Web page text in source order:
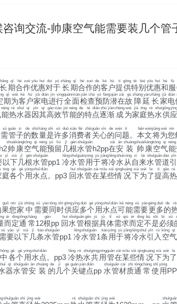
询交流-帅康空气能需要装几个管
长期
qī
合
hé
作
zuò
优
yōu
惠
huì
对
duì
于
yú
长
zhǎng
期
qī
合
hé
作
zuò
的
de
客
kè
户
hù
提
tí
供
gōng
特
tè
别
bié
优
yōu
惠
huì
和
hé
服
fú
期
qī
为
wèi
客
kè
户
hù
家
jiā
电
diàn
进
jìn
行
xíng
全
quán
面
miàn
检
jiǎn
查
chá
预
yù
防
fáng
潜
qián
在
zài
故
gù
障
zhàng
延
yán
长
zhǎng
家
jiā
电
diàn
能
néng
热
rè
水
shuǐ
器
qì
因
yīn
其
qí
高
gāo
效
xiào
节
jié
能
néng
的
de
特
tè
点
diǎn
逐
zhú
渐
jiàn
成
chéng
为
wèi
家
jiā
庭
tíng
热
rè
水
shuǐ
供
gōng
应
yīng
需
xū
管
guǎn
子
zi
的
de
数
shù
量
liàng
是
shì
许
xǔ
多
duō
消
xiāo
费
fèi
者
zhě
关
guān
心
xīn
的
de
问
wèn
题
tí
。 本
běn
文
wén
将
jiāng
为
wèi
您
nín
帅
shuài
康
kāng
空
kōng
气
qì
能
néng
预
yù
留
liú
几
jǐ
根
gēn
水
shuǐ
管
guǎn
h2pp在
zài
安
ān
装
zhuāng
帅
shuài
康
kāng
空
kōng
气
qì
能
néng
以
yǐ
下
xià
几
jǐ
根
gēn
水
shuǐ
管
guǎn
pp1 冷
lěng
水
shuǐ
管
guǎn
用
yòng
于
yú
将
jiāng
冷
lěng
水
shuǐ
从
cóng
自
zì
来
lái
水
shuǐ
管
guǎn
道
dào
引
yǐn
庭
tíng
各
gè
个
gè
用
yòng
水
shuǐ
点
diǎn
。pp3 回
huí
水
shuǐ
管
guǎn
在
zài
某
mǒu
些
xiē
情
qíng
况
kuàng
下
xià
为
wèi
了
le
提
tí
高
gāo
热
rè
果
guǒ
您
nín
家
jiā
中
zhōng
需
xū
要
yào
同
tóng
时
shí
供
gōng
应
yīng
多
duō
个
gè
用
yòng
水
shuǐ
点
diǎn
可
kě
能
néng
需
xū
要
yào
更
gèng
多
duō
的
de rè
而
ér
定
dìng
通
tōng
常
cháng
12根
gēn
pp 回
huí
水
shuǐ
管
guǎn
根
gēn
据
jù
具
jù
体
tǐ
需
xū
求
qiú
而
ér
定
dìng
不
bù
是
shì
必
bì
须
xū
需
xū
要
yào
以
yǐ
下
xià
几
jǐ
条
tiáo
水
shuǐ
管
guǎn
pp1 冷
lěng
水
shuǐ
管
guǎn
1条
tiáo
用
yòng
于
yú
将
jiāng
冷
lěng
水
shuǐ
引
yǐn
入
rù
空
kōng
气
qì
中 各
gè
个
gè
用
yòng
水
shuǐ
点
diǎn
。pp3 冷
lěng
热
rè
水
shuǐ
共
gòng
用
yòng
管
guǎn
在
zài
某
mǒu
些
xiē
情
qíng
况
kuàng
下
xià
为
wèi
了
le
器
qì
水
shuǐ
管
guǎn
安
ān
装
zhuāng
的
de
几
jǐ
个
gè
关
guān
键
jiàn
点
diǎn
pp 水
shuǐ
管
guǎn
材
cái
质
zhì
通
tōng
常
cháng
使
shǐ
用
yòng
shuǐguǎn zhí jìng wèi rè shuǐguǎn zhí jìng wèi shuǐguǎn